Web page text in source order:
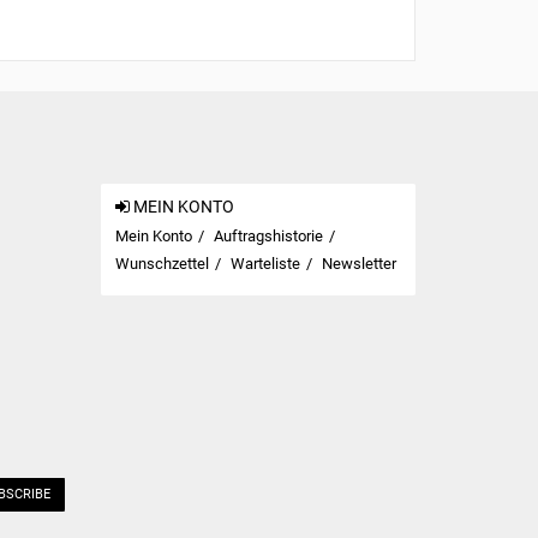
MEIN KONTO
Mein Konto
Auftragshistorie
Wunschzettel
Warteliste Newsletter